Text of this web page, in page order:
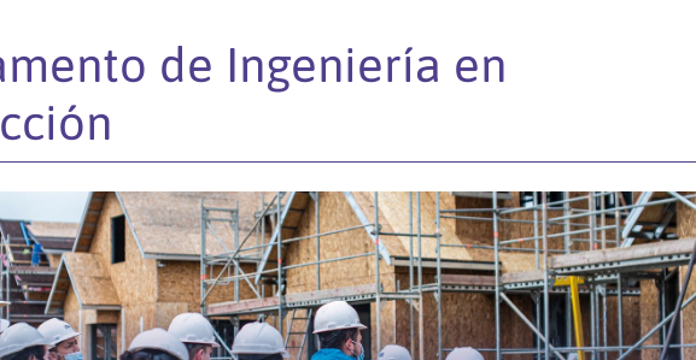
de Ingeniería en